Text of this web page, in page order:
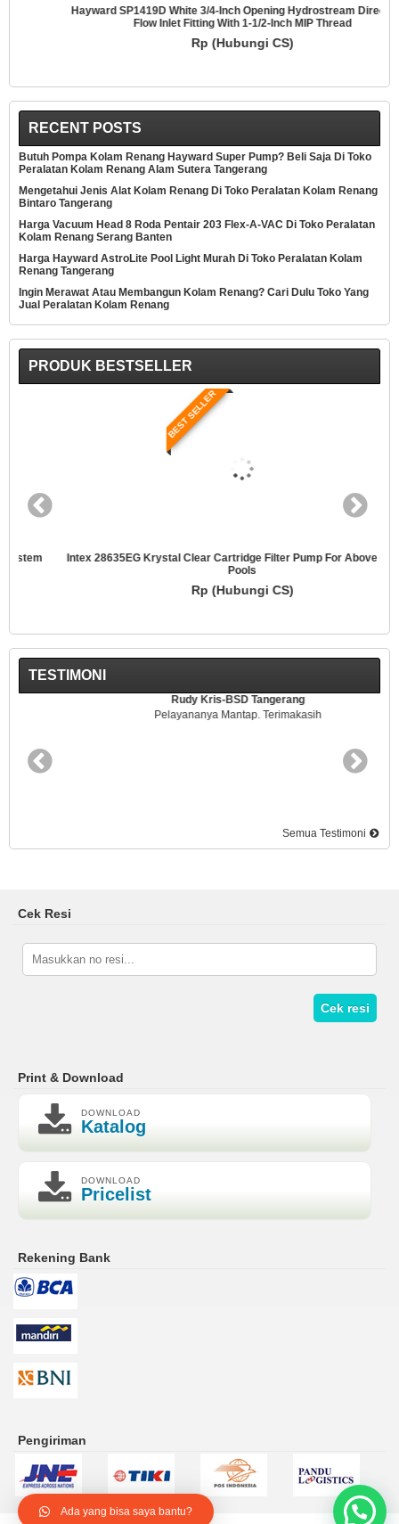
Hayward SP1419D White 3/4-Inch Opening Hydrostream Directional
Flow Inlet Fitting With 1-1/2-Inch MIP Thread
Rp (Hubungi CS)
RECENT POSTS
Butuh Pompa Kolam Renang Hayward Super Pump? Beli Saja Di Toko
Peralatan Kolam Renang Alam Sutera Tangerang
Mengetahui Jenis Alat Kolam Renang Di Toko Peralatan Kolam Renang
Bintaro Tangerang
Harga Vacuum Head 8 Roda Pentair 203 Flex-A-VAC Di Toko Peralatan
Kolam Renang Serang Banten
Harga Hayward AstroLite Pool Light Murah Di Toko Peralatan Kolam
Renang Tangerang
Ingin Merawat Atau Membangun Kolam Renang? Cari Dulu Toko Yang
Jual Peralatan Kolam Renang
PRODUK BESTSELLER
BEST SELLER
Intex 28635EG Krystal Clear Cartridge Filter Pump For Above Ground
Rp (Hubungi CS)
TESTIMONI
Rudy Kris-BSD Tangerang
Pelayananya Mantap. Terimakasih
Semua Testimoni
Cek Resi
Cek resi
Print & Download
DOWNLOAD
Katalog
DOWNLOAD
Pricelist
Rekening Bank
Pengiriman
Ada yang bisa saya bantu?